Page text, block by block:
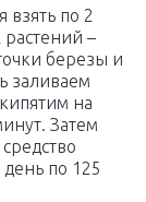
взять по 2
–
березы и
заливаем
на
Затем
по 125